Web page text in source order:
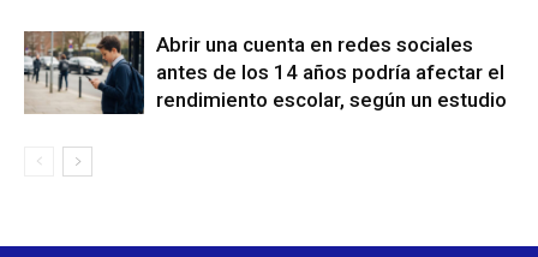
Abrir una cuenta en redes sociales
antes de los 14 años podría afectar el
rendimiento escolar, según un estudio